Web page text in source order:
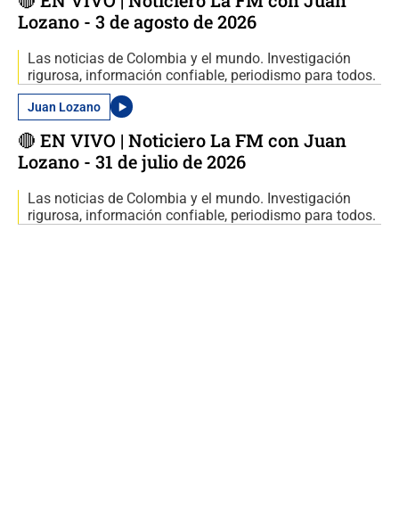
Lozano - 3 de agosto de 2026
Las noticias de Colombia y el mundo. Investigación
rigurosa, información confiable, periodismo para todos.
Juan Lozano
🔴 EN VIVO | Noticiero La FM con Juan
Lozano - 31 de julio de 2026
Las noticias de Colombia y el mundo. Investigación
rigurosa, información confiable, periodismo para todos.